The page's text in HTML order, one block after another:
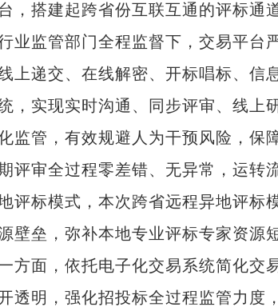
，搭建起跨省份互联互通的评标通道
监管部门全程监督下，交易平台
上递交、在线解密、开标唱标、信
，实现实时沟通、同步评审、线上
监管，有效规避人为干预风险，保
评审全过程零差错、无异常，运转
标模式，本次跨省远程异地评标
壁垒，弥补本地专业评标专家资源
方面，依托电子化交易系统简化交
透明，强化招投标全过程监管力度